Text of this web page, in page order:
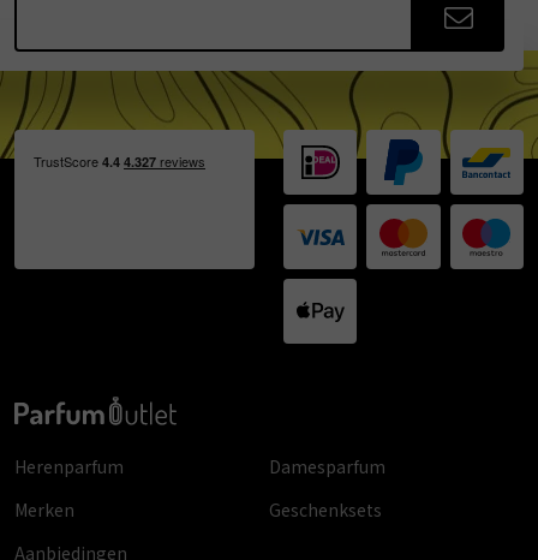
Herenparfum
Damesparfum
Merken
Geschenksets
Aanbiedingen